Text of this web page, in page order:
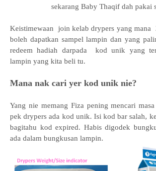
sekarang Baby Thaqif dah pakai
Keistimewaan join kelab drypers yang mana
boleh dapatkan sampel lampin dan yang
redeem hadiah darpada kod unik yang
lampin yang kita beli tu.
Mana nak cari yer kod unik nie?
Yang nie memang Fiza pening mencari
pek drypers ada kod unik. Isi kod bar salah,
bagitahu kod expired. Habis digodek
ada dalam bungkusan lampin.